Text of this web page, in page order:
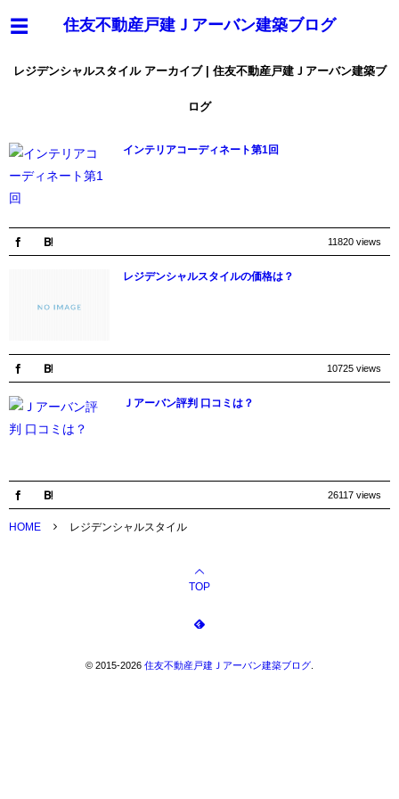
住友不動産戸建Ｊアーバン建築ブログ
レジデンシャルスタイル アーカイブ | 住友不動産戸建Ｊアーバン建築ブ
ログ
インテリアコーディネート第1回
11820 views
レジデンシャルスタイルの価格は？
10725 views
Ｊアーバン評判 口コミは？
26117 views
HOME レジデンシャルスタイル
TOP
© 2015-2026 住友不動産戸建Ｊアーバン建築ブログ